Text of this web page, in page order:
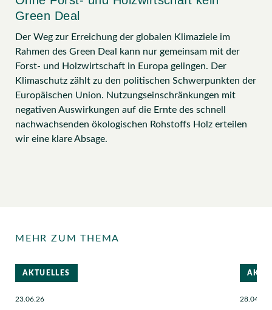
Green Deal
Der Weg zur Erreichung der globalen Klimaziele im
Rahmen des Green Deal kann nur gemeinsam mit der
Forst- und Holzwirtschaft in Europa gelingen. Der
Klimaschutz zählt zu den politischen Schwerpunkten der
Europäischen Union. Nutzungseinschränkungen mit
negativen Auswirkungen auf die Ernte des schnell
nachwachsenden ökologischen Rohstoffs Holz erteilen
wir eine klare Absage.
MEHR ZUM THEMA
AKTUELLES
23.06.26 28.04.26